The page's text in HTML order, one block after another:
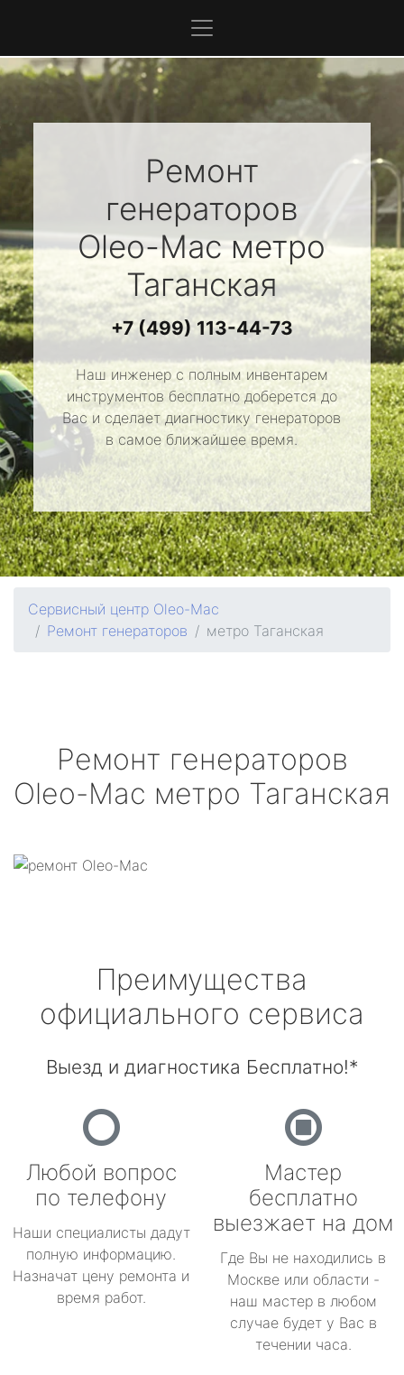
Ремонт
генераторов
Oleo-Macметро
Таганская
+7 (499) 113-44-73
Наш инженер с полным инвентарем
инструментов бесплатно доберется до
Вас и сделает диагностику генераторов
в самое ближайшее время.
Сервисный центр Oleo-Mac
Ремонт генераторов
метро Таганская
Ремонт генераторов
Oleo-Mac метро Таганская
Преимущества
официального сервиса
Выезд и диагностика Бесплатно!*
Любой вопрос
по телефону
Наши специалисты дадут
полную информацию.
Назначат цену ремонта и
время работ.
Мастер
бесплатно
выезжает на дом
Где Вы не находились в
Москве или области -
наш мастер в любом
случае будет у Вас в
течении часа.